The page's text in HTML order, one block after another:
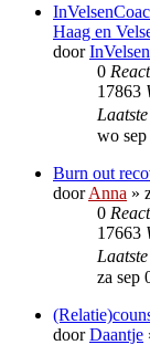
Haag en
door
0
17863
wo
Burn out
doorAnna »
0
17663
za sep
doorDaantje